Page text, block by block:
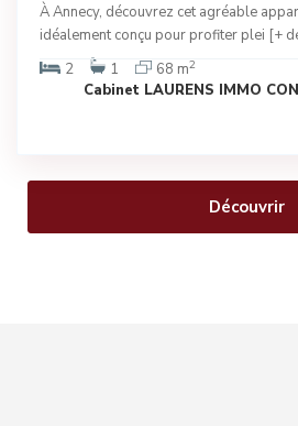
À Annecy, découvrez cet agréable
idéalement conçu pour profiter plei [+
2
1 68 m2
Cabinet LAURENS IMMO
Découvrir